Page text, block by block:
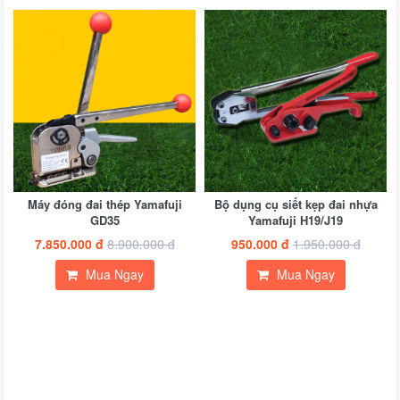
Máy đóng đai thép Yamafuji
GD35
7.850.000 đ 8.900.000 đ
Mua Ngay
Bộ dụng cụ siết kẹp đai nhựa
Yamafuji H19/J19
950.000 đ 1.950.000 đ
Mua Ngay